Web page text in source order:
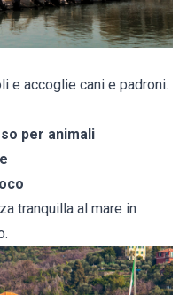
e accoglie cani e padroni.
per animali
tranquilla al mare in